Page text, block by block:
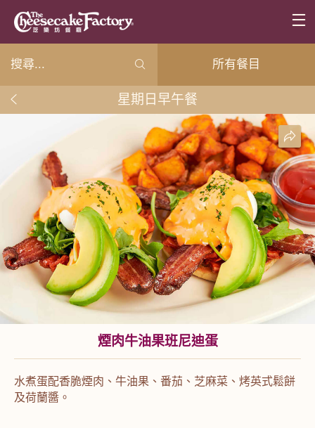
所有餐目
星期日早午餐
煙肉牛油果班尼迪蛋
水煮蛋配香脆煙肉、牛油果、番茄、芝麻菜、烤英式鬆餅
及荷蘭醬。